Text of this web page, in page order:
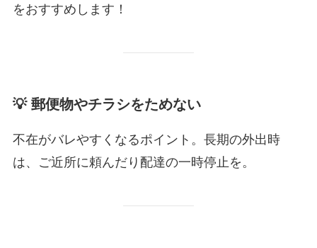
をおすすめします！
💡 郵便物やチラシをためない
不在がバレやすくなるポイント。長期の外出時
は、ご近所に頼んだり配達の一時停止を。